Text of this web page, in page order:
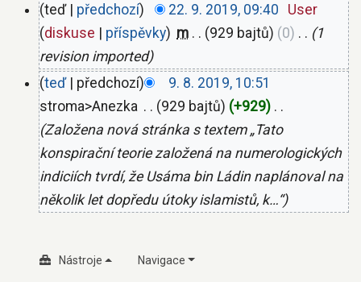
teď předchozí 22. 9. 2019, 09:40
User
diskuse
příspěvky m 929 bajtů 0
1
revision imported
teď
předchozí
9. 8. 2019, 10:51
stroma>Anezka
929 bajtů +929
Založena nová stránka s textem „Tato
konspirační teorie založená na numerologických
indiciích tvrdí, že Usáma bin Ládin naplánoval na
několik let dopředu útoky islamistů, k…“
Nástroje Navigace